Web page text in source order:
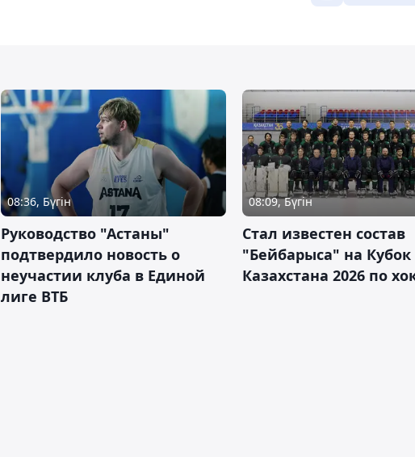
08:36, Бүгін
Руководство "Астаны"
подтвердило новость о
неучастии клуба в Единой
лиге ВТБ
08:09, Бүгін
Стал известен состав
"Бейбарыса" на Кубок
Казахстана 2026 по